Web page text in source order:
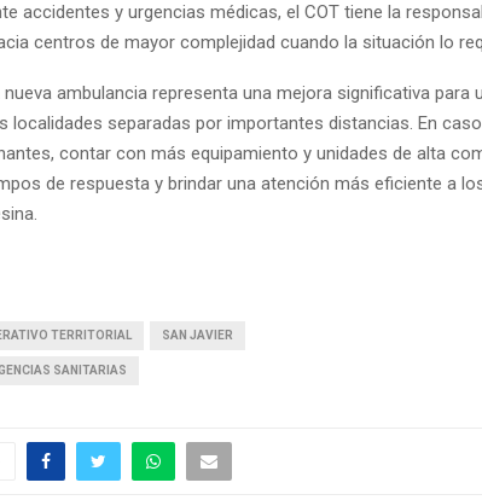
accidentes y urgencias médicas, el COT tiene la
centros de mayor complejidad cuando la situación lo
ambulancia representa una mejora significativa para
localidades separadas por importantes distancias. En
contar con más equipamiento y unidades de alta
de respuesta y brindar una atención más eficiente a
TERRITORIAL SAN JAVIER
SANITARIAS